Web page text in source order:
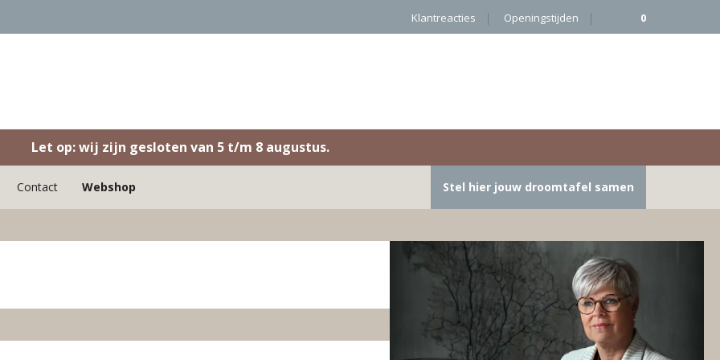
Klantreacties Openingstijden 0
Let op: wij zijn gesloten van 5 t/m 8 augustus.
Contact Webshop Stel hier jouw droomtafel samen